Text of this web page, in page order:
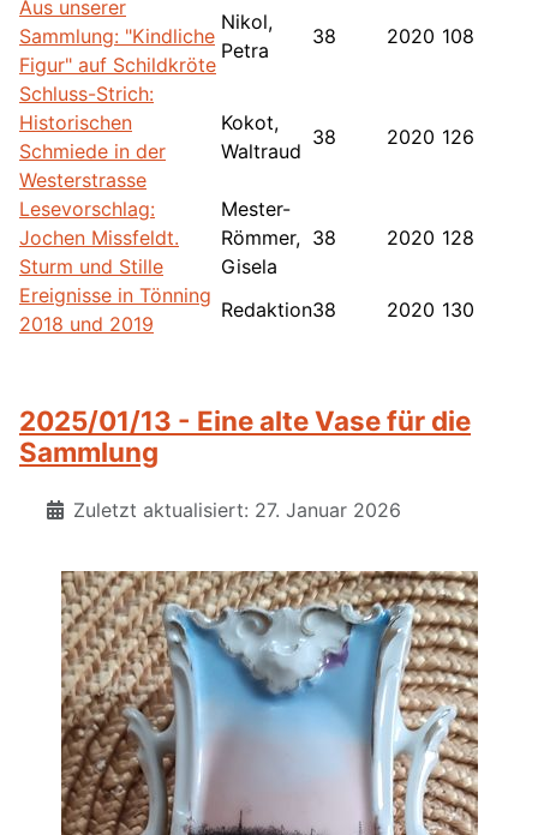
Aus unserer
Sammlung: "Kindliche
Figur" auf Schildkröte
Nikol,
Petra
38 2020 108
Schluss-Strich:
Historischen
Schmiede in der
Westerstrasse
Kokot,
Waltraud
38 2020 126
Lesevorschlag:
Jochen Missfeldt.
Sturm und Stille
Mester-
Römmer,
Gisela
38 2020 128
Ereignisse in Tönning
2018 und 2019
Redaktion38 2020 130
2025/01/13 - Eine alte Vase für die
Sammlung
Zuletzt aktualisiert: 27. Januar 2026